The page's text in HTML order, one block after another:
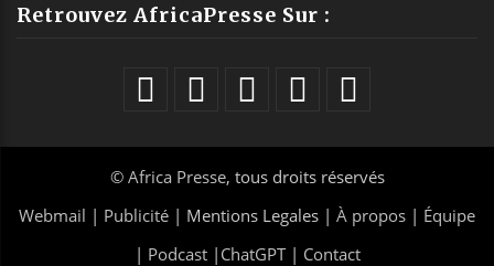
Retrouvez AfricaPresse Sur :
© Africa Presse, tous droits réservés
Webmail | Publicité | Mentions Legales | À propos | Équipe
| Podcast| ChatGPT| Contact